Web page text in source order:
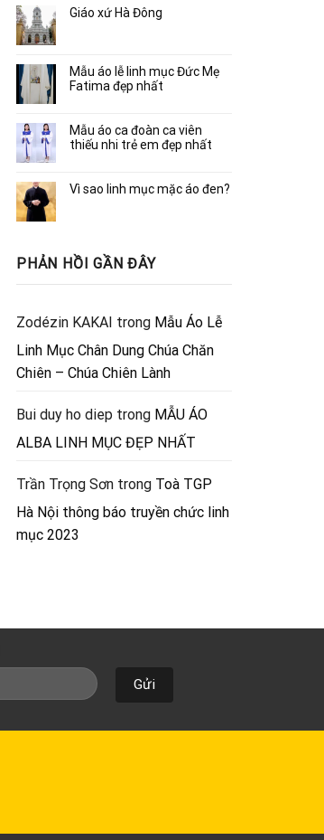
Giáo xứ Hà Đông
Mẫu áo lễ linh mục Đức Mẹ
Fatima đẹp nhất
Mẫu áo ca đoàn ca viên
thiếu nhi trẻ em đẹp nhất
Vì sao linh mục mặc áo đen?
PHẢN HỒI GẦN ĐÂY
Zodézin KAKAI trong Mẫu Áo Lễ
Linh Mục Chân Dung Chúa Chăn
Chiên – Chúa Chiên Lành
Bui duy ho diep trong MẪU ÁO
ALBA LINH MỤC ĐẸP NHẤT
Trần Trọng Sơn trong Toà TGP
Hà Nội thông báo truyền chức linh
mục 2023